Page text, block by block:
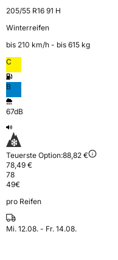
205/55 R16 91 H
Winterreifen
bis 210 km⁠/⁠h - bis 615 kg
C
B
67dB
Teuerste Option:88,82 €
78,49 €
78
49€
pro Reifen
Mi. 12.08. - Fr. 14.08.